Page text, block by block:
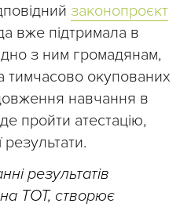
законопроєкт
вже підтримала в
з ним громадянам,
тимчасово окупованих
навчання в
пройти атестацію,
результати.
результатів
ТОТ, створює